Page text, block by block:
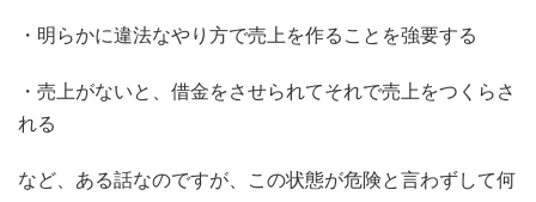
・明らかに違法なやり方で売上を作ることを強要する
・売上がないと、借金をさせられてそれで売上をつくらさ
れる
など、ある話なのですが、この状態が危険と言わずして何